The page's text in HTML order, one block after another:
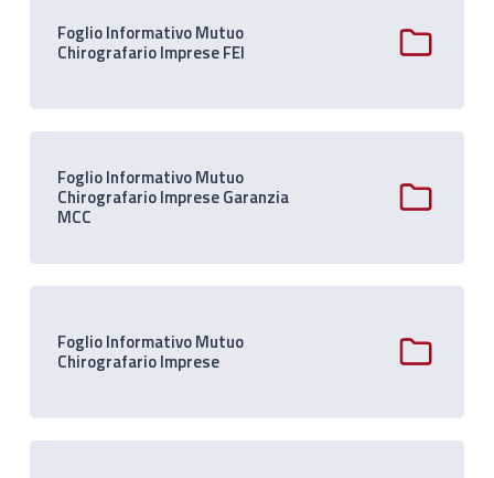
Foglio Informativo Mutuo
Chirografario Imprese FEI
Foglio Informativo Mutuo
Chirografario Imprese Garanzia
MCC
Foglio Informativo Mutuo
Chirografario Imprese